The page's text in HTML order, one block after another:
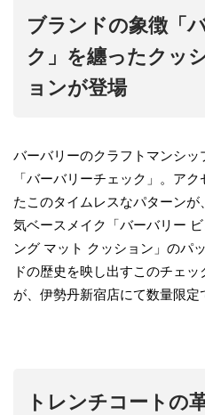
ブランドの象徴「
ク」を纏ったクッ
ョンが登場
バーバリーのクラフトマンシ
「バーバリーチェック」。ア
たこのタイムレスなパターン
気ベースメイク「バーバリー
ング マット クッション」のパ
ドの歴史を映し出すこのチェ
が、伊勢丹新宿店にて数量限定
トレンチコートの